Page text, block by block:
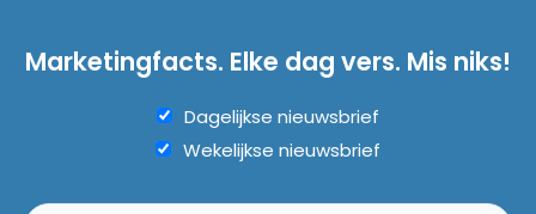
Marketingfacts. Elke dag vers. Mis niks!
Dagelijkse nieuwsbrief
Wekelijkse nieuwsbrief